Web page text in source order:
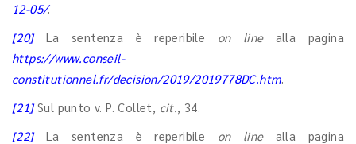
12-05/.
[20]La sentenza è reperibile on linealla pagina
https://www.conseil-
constitutionnel.fr/decision/2019/2019778DC.htm.
[21]Sul punto v. P. Collet, cit., 34.
[22]La sentenza è reperibile on linealla pagina